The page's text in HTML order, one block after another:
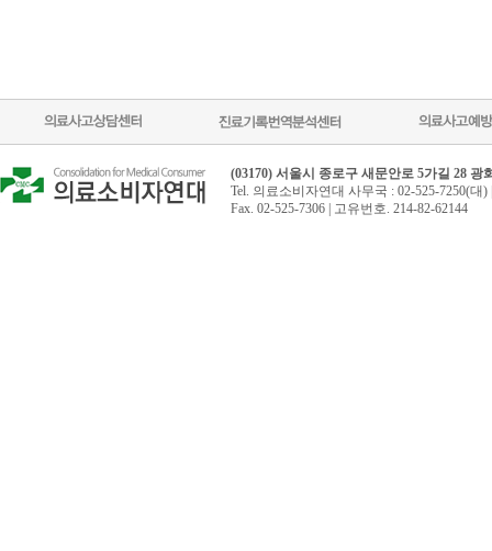
(03170) 서울시 종로구 새문안로 5가길 28 광
Tel. 의료소비자연대 사무국 : 02-525-7250(대
Fax. 02-525-7306 | 고유번호. 214-82-62144